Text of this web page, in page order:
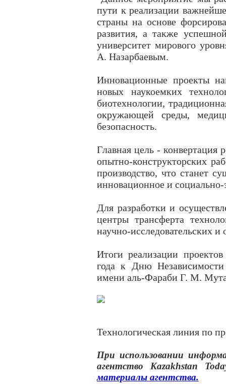
пути к реализации
страны на основе
развития, а также
университет мирового
А. Назарбаевым.
Инновационные проекты
новых наукоемких
биотехнологии,
окружающей среды,
безопасность.
Главная цель - конвертация
опытно-конструкторских
производство, что станет
инновационное и
Для разработки и
центры трансферта
научно-исследовательских
Итоги реализации
года к Дню
имени аль-Фараби Г. М.
Технологическая линия по
При использовании
агентство Kazakhstan
материалы агентства.